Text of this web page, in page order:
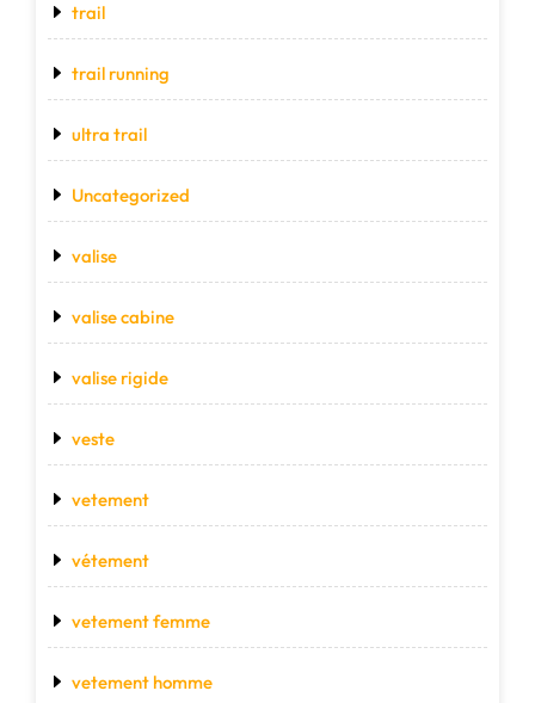
trail
trail running
ultra trail
Uncategorized
valise
valise cabine
valise rigide
veste
vetement
vétement
vetement femme
vetement homme